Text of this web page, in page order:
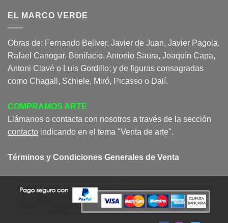
EL MARCO VERDE
Obras de: Fernando Bellver, Javier de Juan, Javier Pagola,
Rafael Canogar, Bonifacio, Antonio Saura, Joaquín Capa,
Antoni Clavé o Luis Gordillo; y de figuras consagradas
como Chagall, Schiele, Miró, Picasso o Dalí.
COMPRAMOS ARTE
Llámanos o contacta con nosotros a través de la sección
contacto indicando en el tema "Venta de arte".
Términos y Condiciones Generales de Venta